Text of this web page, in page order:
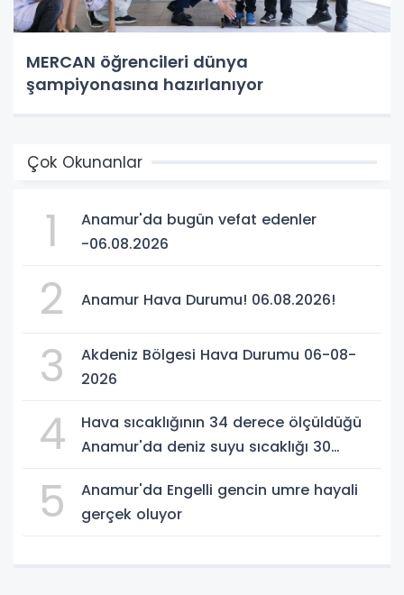
MERCAN öğrencileri dünya
şampiyonasına hazırlanıyor
Çok Okunanlar
1
Anamur'da bugün vefat edenler
-06.08.2026
2 Anamur Hava Durumu! 06.08.2026!
3
Akdeniz Bölgesi Hava Durumu 06-08-
2026
4
Hava sıcaklığının 34 derece ölçüldüğü
Anamur'da deniz suyu sıcaklığı 30
5
Anamur'da Engelli gencin umre hayali
gerçek oluyor